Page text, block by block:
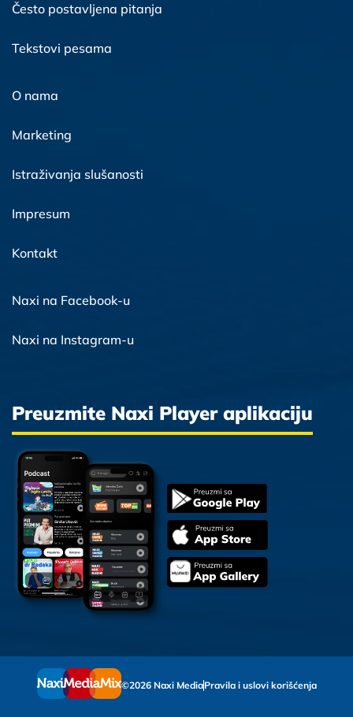
Često postavljena pitanja
Tekstovi pesama
O nama
Marketing
Istraživanja slušanosti
Impresum
Kontakt
Naxi na Facebook-u
Naxi na Instagram-u
Preuzmite Naxi Player aplikaciju
©2026 Naxi MediaPravila i uslovi korišćenja